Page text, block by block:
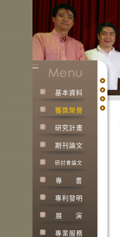
:::
基本資料
獲獎榮譽
研究計畫
期刊論文
研討會論文
專 書
專利發明
展 演
專業服務